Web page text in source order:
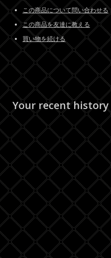
この商品について問い合わせる
この商品を友達に教える
買い物を続ける
Your recent history